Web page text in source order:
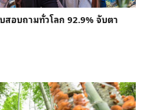
สอบถามทั่วโลก 92.9% จับตา